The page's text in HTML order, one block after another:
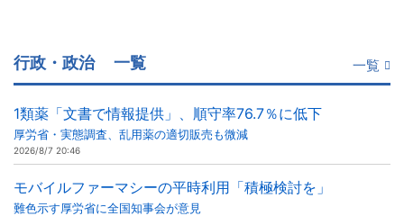
行政・政治 一覧 一覧
1類薬「文書で情報提供」、順守率76.7％に低下
厚労省・実態調査、乱用薬の適切販売も微減
2026/8/7 20:46
モバイルファーマシーの平時利用「積極検討を」
難色示す厚労省に全国知事会が意見